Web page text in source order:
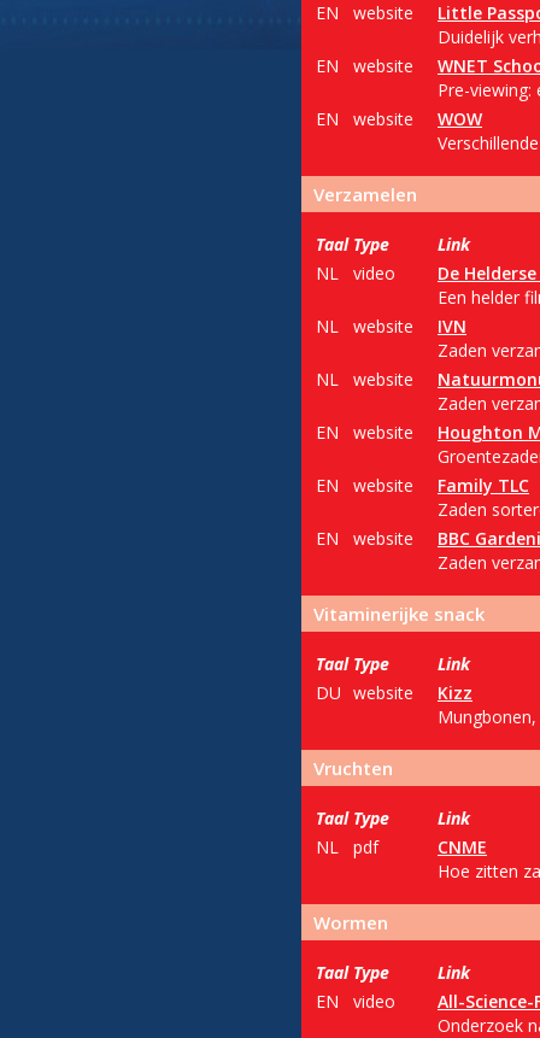
EN
website
Little
Duidelijk
EN
website
WNET
Pre-
EN
website
WOW
Verzamelen
Taal Type
Link
NL
video
De
Een helder
NL
website
IVN
Zaden
NL
website
Zaden
EN
website
Houghton
EN
website
Family TLC
Zaden
EN
website
BBC
Zaden
Vitaminerijke snack
Taal Type
Link
DU website
Kizz
Vruchten
Taal Type
Link
NL
pdf
CNME
Hoe zitten
Wormen
Taal Type
Link
EN
video
All-Science-
Onderzoek